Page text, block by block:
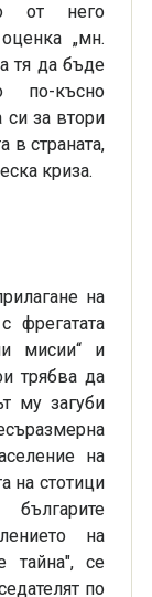
от него
„мн.
тя да бъде
по-късно
си за втори
в страната,
криза.
на
фрегатата
мисии“ и
трябва да
му загуби
на
на стотици
на
тайна", се
по